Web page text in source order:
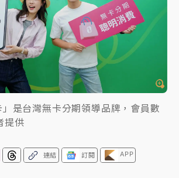
！ 證交所今起縮短股票「關禁閉」天
大學面試 清大校長高為元致歉：機會
奇
海警 西南風來了！4縣市大雨特報、各
是台灣無卡分期領導品牌，會員數
提供
連結 訂閱 APP